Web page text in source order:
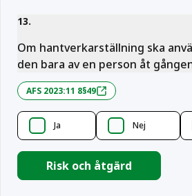
13.
Om hantverkarställning ska
den bara av en person åt
AFS 2023:11 8§49
Ja Nej
Risk och åtgärd